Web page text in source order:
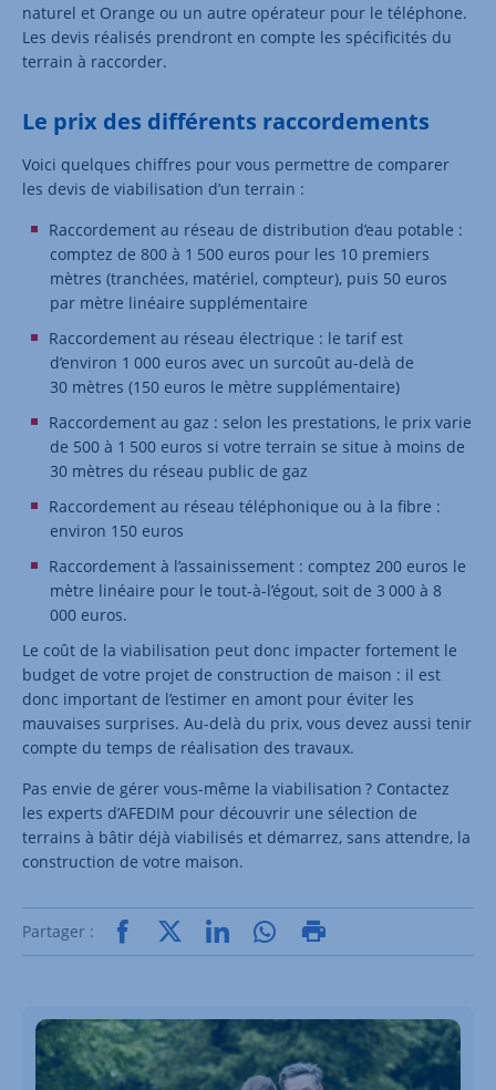
naturel et Orange ou un autre opérateur pour le téléphone.
Les devis réalisés prendront en compte les spécificités du
terrain à raccorder.
Le prix des différents raccordements
Voici quelques chiffres pour vous permettre de comparer
les devis de viabilisation d’un terrain :
Raccordement au réseau de distribution d’eau potable :
comptez de 800 à 1 500 euros pour les 10 premiers
mètres (tranchées, matériel, compteur), puis 50 euros
par mètre linéaire supplémentaire
Raccordement au réseau électrique : le tarif est
d’environ 1 000 euros avec un surcoût au-delà de
30 mètres (150 euros le mètre supplémentaire)
Raccordement au gaz : selon les prestations, le prix varie
de 500 à 1 500 euros si votre terrain se situe à moins de
30 mètres du réseau public de gaz
Raccordement au réseau téléphonique ou à la fibre :
environ 150 euros
Raccordement à l’assainissement : comptez 200 euros le
mètre linéaire pour le tout-à-l’égout, soit de 3 000 à 8
000 euros.
Le coût de la viabilisation peut donc impacter fortement le
budget de votre projet de construction de maison : il est
donc important de l’estimer en amont pour éviter les
mauvaises surprises. Au-delà du prix, vous devez aussi tenir
compte du temps de réalisation des travaux.
Pas envie de gérer vous-même la viabilisation ? Contactez
les experts d’AFEDIM pour découvrir une sélection de
terrains à bâtir déjà viabilisés et démarrez, sans attendre, la
construction de votre maison.
Partager :